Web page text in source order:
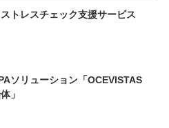
トレスチェック支援サービス
ソリューション「OCEVISTAS
」